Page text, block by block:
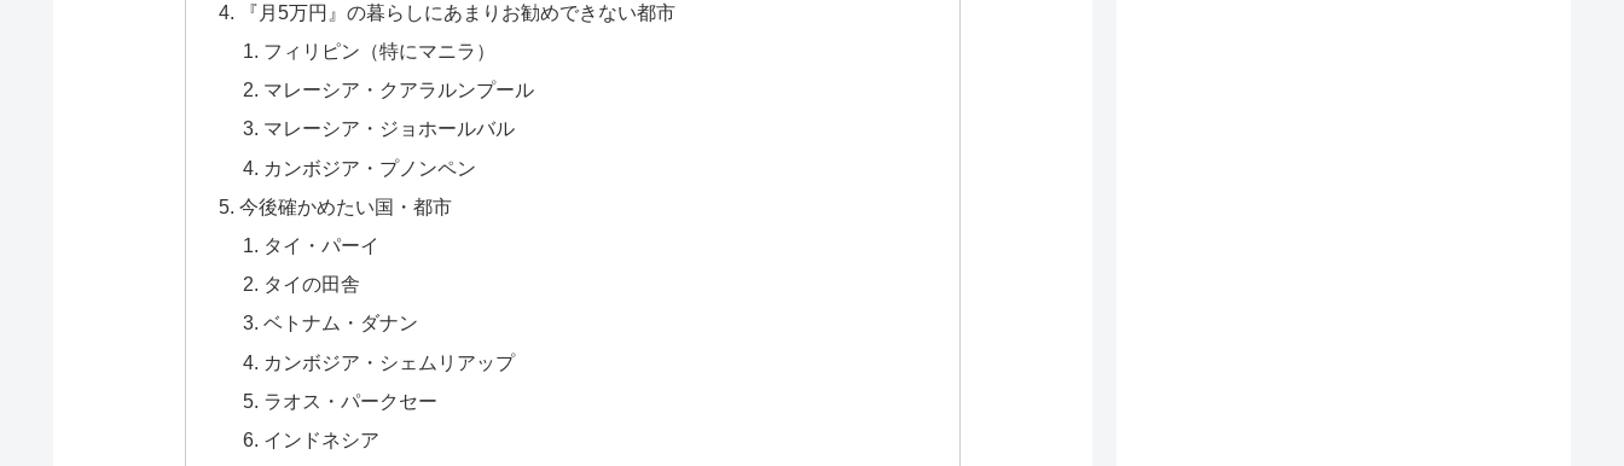
『月5万円』の暮らしにあまりお勧めできない都市
フィリピン（特にマニラ）
マレーシア・クアラルンプール
マレーシア・ジョホールバル
カンボジア・プノンペン
今後確かめたい国・都市
タイ・パーイ
タイの田舎
ベトナム・ダナン
カンボジア・シェムリアップ
ラオス・パークセー
インドネシア